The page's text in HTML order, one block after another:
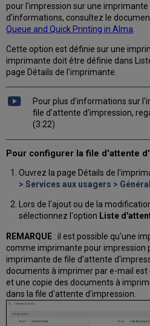
pour l'impression sur une imprimante
d'informations, consultez le
Queue and Quick Printing in Alma
Cette option est définie sur une
imprimante doit être définie dans
page Détails de l'imprimante.
Pour plus d'informations sur
file d'attente d'impression,
(3:22)
Pour configurer la file d'attente
Ouvrez la page Détails de
> Services aux usagers >
Lors de l'ajout ou de la
sélectionnez l'option Liste
REMARQUE : il est possible qu'une
comme imprimante pour impression
imprimante de file d'attente
documents à imprimer par e-mail
et une copie des documents à
dans la file d'attente d'impression.